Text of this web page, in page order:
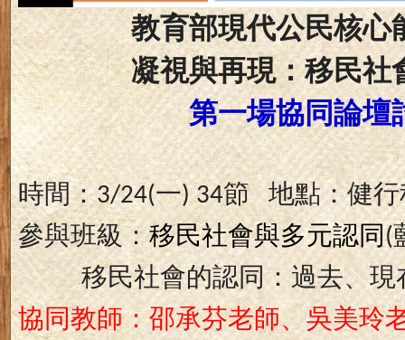
教育部現代公民核心
凝視與再現：移民社
第一場協同論壇
時間：3/24(一) 34節 地點：健
參與班級：移民社會與多元認同(
移民社會的認同：過去、現
協同教師：邵承芬老師、吳美玲